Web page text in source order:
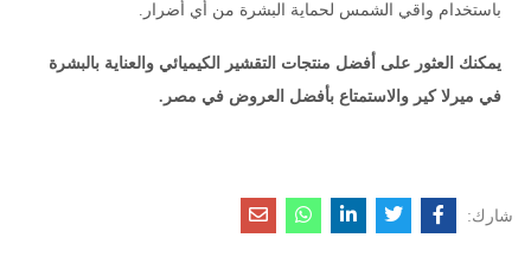
باستخدام واقي الشمس لحماية البشرة من أي أضرار.
يمكنك العثور على أفضل منتجات التقشير الكيميائي والعناية بالبشرة
في ميرلا كير والاستمتاع بأفضل العروض في مصر.
شارك: